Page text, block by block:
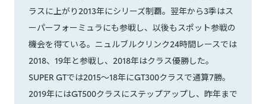
ラスに上がり2013年にシリーズ制覇。翌年から3季はス
ーパーフォーミュラにも参戦し、以後もスポット参戦の
機会を得ている。ニュルブルクリンク24時間レースでは
2018、19年と参戦し、2018年はクラス優勝した。
SUPER GTでは2015〜18年にGT300クラスで通算7勝。
2019年にはGT500クラスにステップアップし、昨年まで